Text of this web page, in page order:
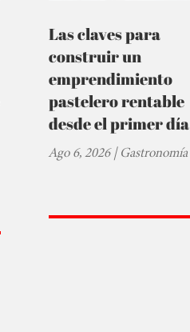
Las claves para
construir un
emprendimiento
pastelero rentable
desde el primer día
Ago 6, 2026|Gastronomía